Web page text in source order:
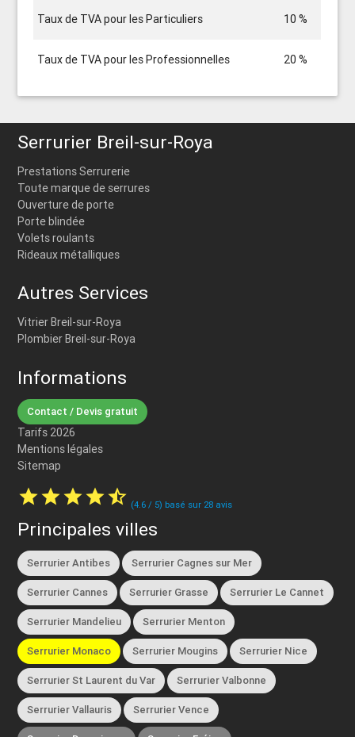
Taux de TVA pour les Particuliers 10 %
Taux de TVA pour les Professionnelles 20 %
Serrurier Breil-sur-Roya
Prestations Serrurerie
Toute marque de serrures
Ouverture de porte
Porte blindée
Volets roulants
Rideaux métalliques
Autres Services
Vitrier Breil-sur-Roya
Plombier Breil-sur-Roya
Informations
Contact / Devis gratuit
Tarifs 2026
Mentions légales
Sitemap
starstarstarstarstar_half (4.6 / 5) basé sur 28 avis
Principales villes
Serrurier Antibes Serrurier Cagnes sur Mer
Serrurier Cannes Serrurier Grasse Serrurier Le Cannet
Serrurier Mandelieu Serrurier Menton
Serrurier Monaco Serrurier Mougins Serrurier Nice
Serrurier St Laurent du Var Serrurier Valbonne
Serrurier Vallauris Serrurier Vence